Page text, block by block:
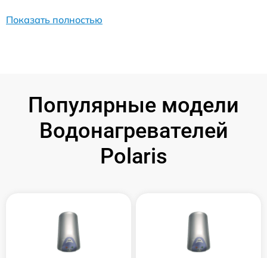
Показать полностью
Популярные модели
Водонагревателей
Polaris